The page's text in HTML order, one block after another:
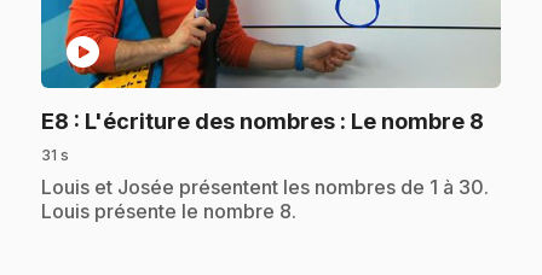
play_circle
E8 : L'écriture des nombres : Le nombre 8
31 s
.Louis et Josée présentent les nombres de 1 à 30.
Louis présente le nombre 8.